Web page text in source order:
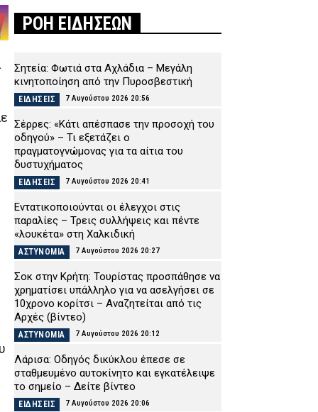
ΡΟΗ ΕΙΔΗΣΕΩΝ
Σητεία: Φωτιά στα Αχλάδια – Μεγάλη
κινητοποίηση από την Πυροσβεστική
ΕΙΔΗΣΕΙΣ 7 Αυγούστου 2026 20:56
Σέρρες: «Κάτι απέσπασε την προσοχή του
οδηγού» – Τι εξετάζει ο
πραγματογνώμονας για τα αίτια του
δυστυχήματος
ΕΙΔΗΣΕΙΣ 7 Αυγούστου 2026 20:41
Εντατικοποιούνται οι έλεγχοι στις
παραλίες – Τρεις συλλήψεις και πέντε
«λουκέτα» στη Χαλκιδική
ΑΣΤΥΝΟΜΙΑ 7 Αυγούστου 2026 20:27
Σοκ στην Κρήτη: Τουρίστας προσπάθησε να
χρηματίσει υπάλληλο για να ασελγήσει σε
10χρονο κορίτσι – Αναζητείται από τις
Αρχές (βίντεο)
ΑΣΤΥΝΟΜΙΑ 7 Αυγούστου 2026 20:12
Λάρισα: Οδηγός δικύκλου έπεσε σε
σταθμευμένο αυτοκίνητο και εγκατέλειψε
το σημείο – Δείτε βίντεο
ΕΙΔΗΣΕΙΣ 7 Αυγούστου 2026 20:06